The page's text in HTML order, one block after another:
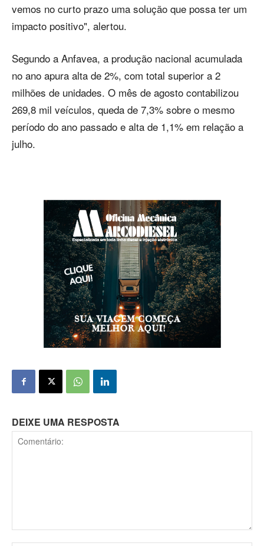
vemos no curto prazo uma solução que possa ter um
impacto positivo", alertou.
Segundo a Anfavea, a produção nacional acumulada
no ano apura alta de 2%, com total superior a 2
milhões de unidades. O mês de agosto contabilizou
269,8 mil veículos, queda de 7,3% sobre o mesmo
período do ano passado e alta de 1,1% em relação a
julho.
DEIXE UMA RESPOSTA